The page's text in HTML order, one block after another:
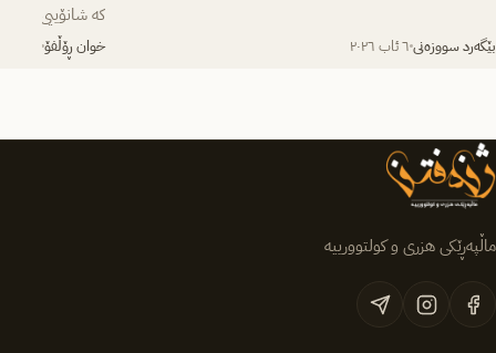
بێگەرد سووزەنی ٦ ئاب ٢٠٢٦
کە شانۆییی
سەردەمی پەتای
خوان ڕۆڵفۆ
ماڵپەڕێکی هزری و کولتوورییە